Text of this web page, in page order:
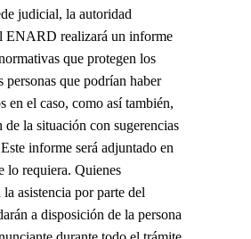
judicial, la autoridad
ENARD realizará un informe
que protegen los
personas que podrían haber
en el caso, como así también,
de la situación con sugerencias
informe será adjuntado en
lo requiera. Quienes
asistencia por parte del
a disposición de la persona